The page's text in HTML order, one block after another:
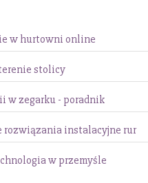
w hurtowni online
stolicy
w zegarku - poradnik
rozwiązania instalacyjne rur
w przemyśle